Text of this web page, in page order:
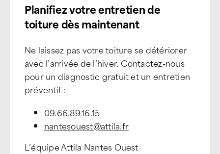
Planifiez votre entretien de
toiture dès maintenant
Ne laissez pas votre toiture se détériorer
avec l’arrivée de l’hiver. Contactez-nous
pour un diagnostic gratuit et un entretien
préventif :
09.66.89.16.15
nantesouest@attila.fr
L’équipe Attila Nantes Ouest